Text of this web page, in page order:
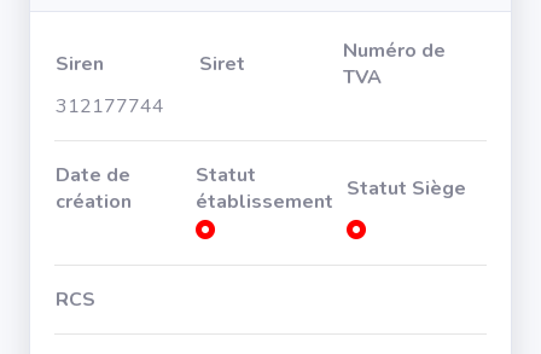
Siren Siret
Numéro de
TVA
312177744
Date de
création
Statut
établissement Statut Siège
RCS